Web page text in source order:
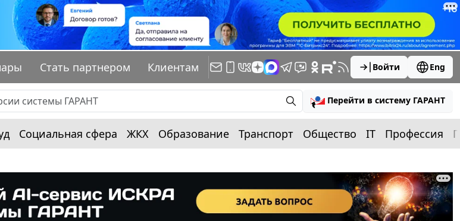
Стать партнером Клиентам Войти Eng
Перейти в систему ГАРАНТ
Социальная сфера ЖКХ Образование Транспорт Общество IT Профессия